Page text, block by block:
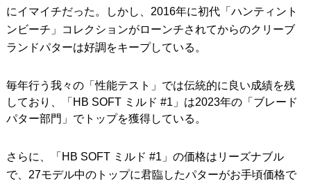
にイマイチだった。しかし、2016年に初代「ハンティント
ンビーチ」コレクションがローンチされてからのクリーブ
ランドパターは好調をキープしている。
毎年行う我々の「性能テスト」では伝統的に良い成績を残
しており、「HB SOFT ミルド #1」は2023年の「ブレード
パター部門」でトップを獲得している。
さらに、「HB SOFT ミルド #1」の価格はリーズナブル
で、27モデル中のトップに君臨したパターがお手頃価格で
ABOUT US MyGolfSpyJapanとは？